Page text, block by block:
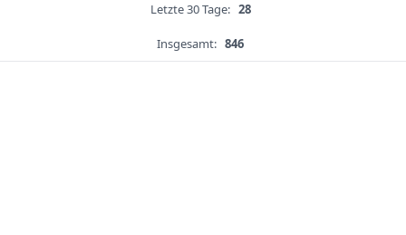
Letzte 30 Tage: 28
Insgesamt: 846